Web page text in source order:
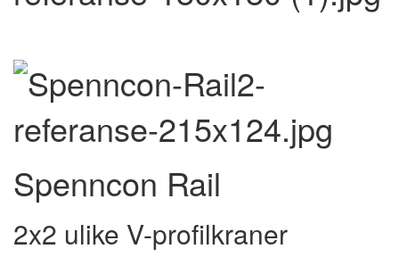
Spenncon Rail
2x2 ulike V-profilkraner